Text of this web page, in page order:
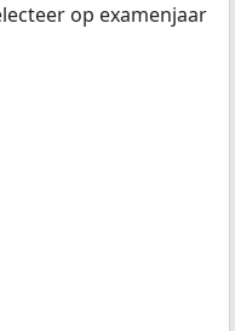
op examenjaar